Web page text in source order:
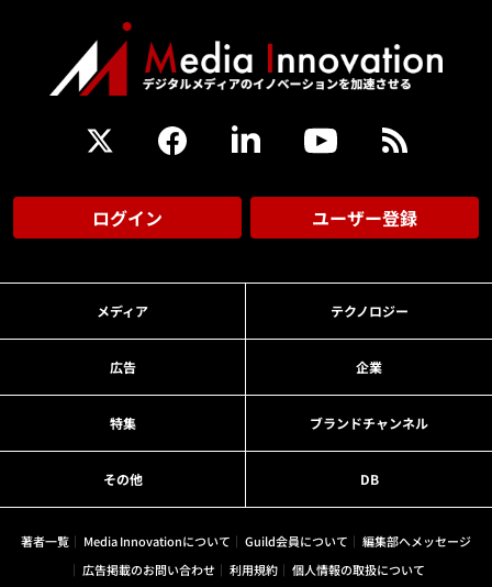
ログイン ユーザー登録
メディア テクノロジー
広告 企業
特集 ブランドチャンネル
その他 DB
著者一覧 Media Innovationについて Guild会員について
編集部へメッセージ
広告掲載のお問い合わせ
利用規約
個人情報の取扱について